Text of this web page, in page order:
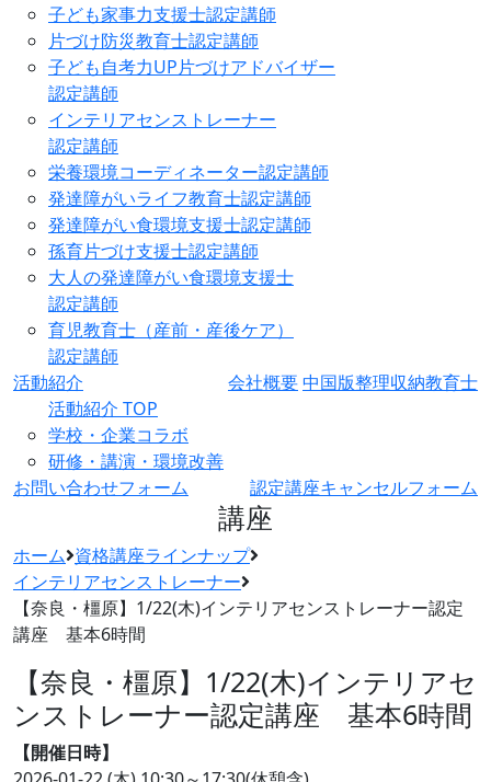
子ども家事力支援士認定講師
片づけ防災教育士認定講師
子ども自考力UP片づけアドバイザー
認定講師
インテリアセンストレーナー
認定講師
栄養環境コーディネーター認定講師
発達障がいライフ教育士認定講師
発達障がい食環境支援士認定講師
孫育片づけ支援士認定講師
大人の発達障がい食環境支援士
認定講師
育児教育士（産前・産後ケア）
認定講師
活動紹介
活動紹介 TOP
学校・企業コラボ
研修・講演・環境改善
会社概要中国版整理収納教育士
お問い合わせフォーム 認定講座キャンセルフォーム
講座
ホーム 資格講座ラインナップ
インテリアセンストレーナー
【奈良・橿原】1/22(木)インテリアセンストレーナー認定
講座 基本6時間
【奈良・橿原】1/22(木)インテリアセ
ンストレーナー認定講座 基本6時間
【開催日時】